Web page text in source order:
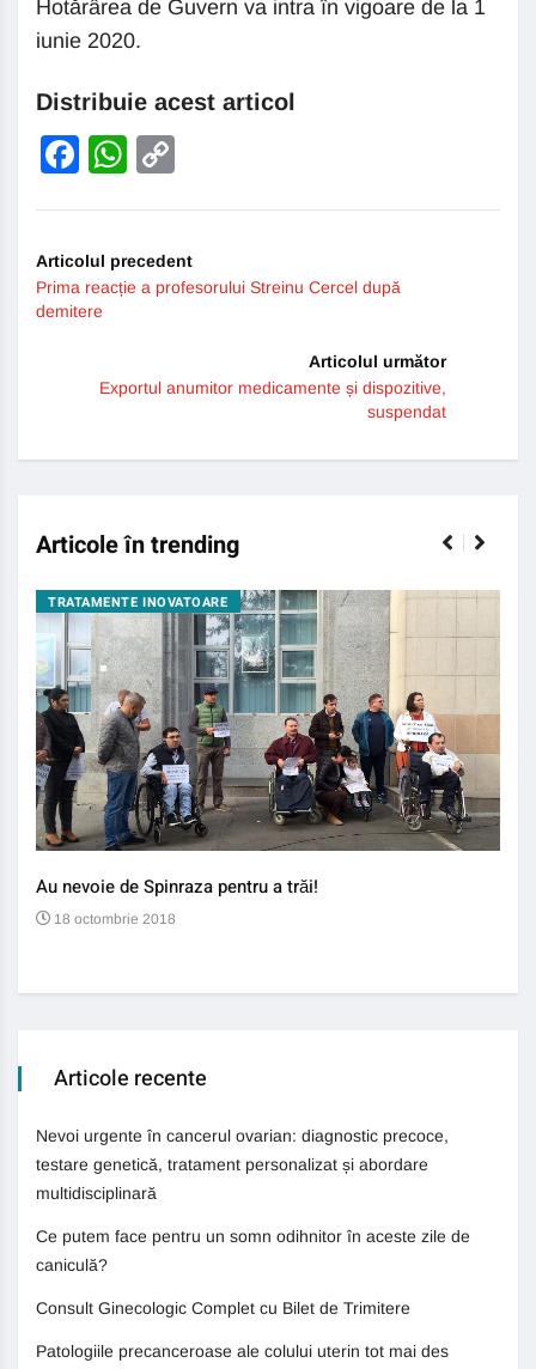
Hotărârea de Guvern va intra în vigoare de la 1
iunie 2020.
Distribuie acest articol
Facebook
WhatsApp
Articolul precedent
Prima reacție a profesorului Streinu Cercel după
demitere
Articolul următor
Exportul anumitor medicamente și dispozitive,
suspendat
Articole în trending
TRATAMENTE INOVATOARE
Au nevoie de Spinraza pentru a trăi!
18 octombrie 2018
Articole recente
Nevoi urgente în cancerul ovarian: diagnostic precoce,
testare genetică, tratament personalizat și abordare
multidisciplinară
Ce putem face pentru un somn odihnitor în aceste zile de
caniculă?
Consult Ginecologic Complet cu Bilet de Trimitere
Patologiile precanceroase ale colului uterin tot mai des